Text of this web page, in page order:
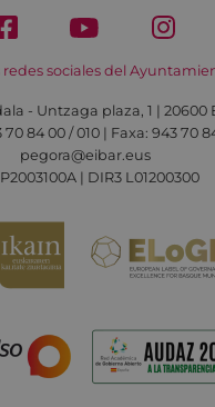
redes sociales del
- Untzaga plaza, 1 | 20600
70 84 00 / 010 | Faxa: 943 70
pegora@eibar.eus
| DIR3 L01200300